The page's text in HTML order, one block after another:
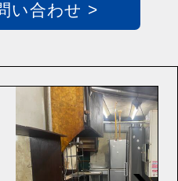
い合わせ >